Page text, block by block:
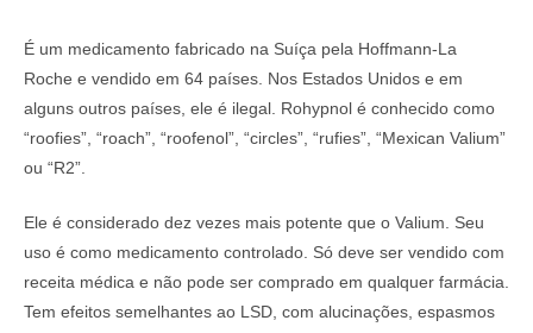
É um medicamento fabricado na Suíça pela Hoffmann-La
Roche e vendido em 64 países. Nos Estados Unidos e em
alguns outros países, ele é ilegal. Rohypnol é conhecido como
“roofies”, “roach”, “roofenol”, “circles”, “rufies”, “Mexican Valium”
ou “R2”.
Ele é considerado dez vezes mais potente que o Valium. Seu
uso é como medicamento controlado. Só deve ser vendido com
receita médica e não pode ser comprado em qualquer farmácia.
Tem efeitos semelhantes ao LSD, com alucinações, espasmos